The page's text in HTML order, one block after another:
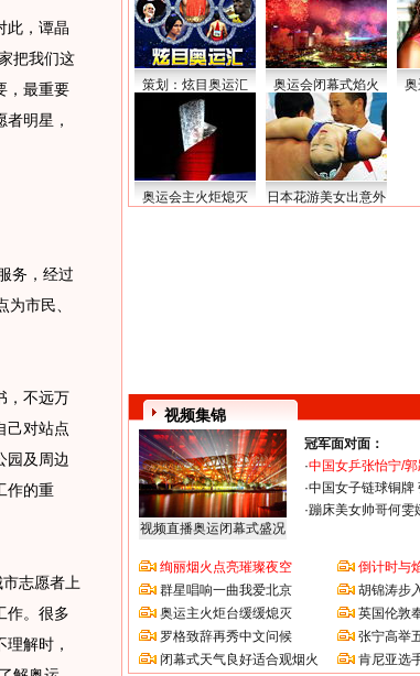
此，谭晶
把我们这
，最重要
明星，
务，经过
市民、
，不远万
己对站点
园及周边
作的重
志愿者上
作。很多
解时，
策划：炫目奥运汇 奥运会闭幕式焰火 奥
奥运会主火炬熄灭 日本花游美女出意外
视频集锦
视频直播奥运闭幕式盛况
冠军面对面：
·中国女乒张怡宁/
·中国女子链球铜牌
·蹦床美女帅哥何雯
绚丽烟火点亮璀璨夜空
群星唱响一曲我爱北京
奥运主火炬台缓缓熄灭
罗格致辞再秀中文问候
闭幕式天气良好适合观烟火
倒计时与
胡锦涛步
英国伦敦
张宁高举
肯尼亚选